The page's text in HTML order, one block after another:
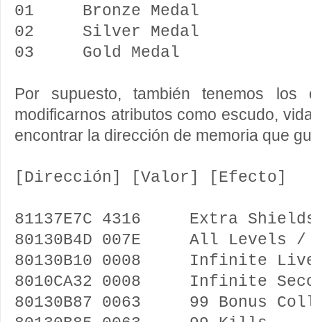
01 Bronze Medal
02 Silver Medal
03 Gold Medal
Por supuesto, también tenemos los
modificarnos atributos como escudo,
encontrar la dirección de memoria que
[Dirección] [Valor] [Efecto]
81137E7C 4316 Extra
80130B4D 007E All Levels /
80130B10 0008 Infinite
8010CA32 0008 Infinite
80130B87 0063 99 Bonus